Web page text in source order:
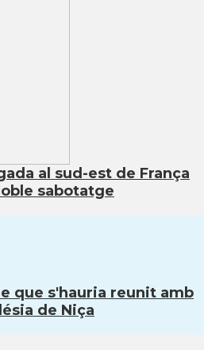
de Tolosa de Llenguadoc
Centre Català d'Occitània
al sud-est de França
sabotatge
que s'hauria reunit amb
de Niça